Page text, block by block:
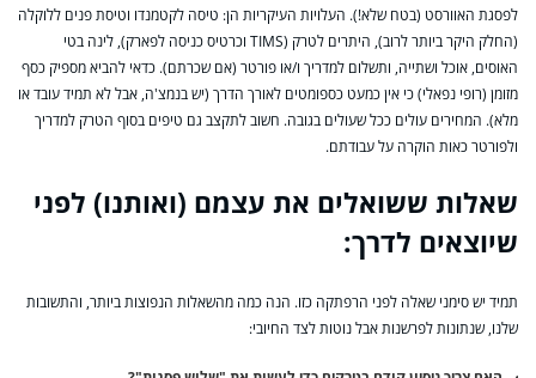
לפסגת האוורסט (בטח שלא!). העלויות העיקריות הן: טיסה לקטמנדו וטיסת פנים ללוקלה
(החלק היקר ביותר לרוב), היתרים לטרק (TIMS וכרטיס כניסה לפארק), לינה בטי
האוסים, אוכל ושתייה, ותשלום למדריך ו/או פורטר (אם שכרתם). כדאי להביא מספיק כסף
מזומן (רופי נפאלי) כי אין כמעט כספומטים לאורך הדרך (יש בנמצ'ה, אבל לא תמיד עובד או
מלא). המחירים עולים ככל שעולים בגובה. חשוב לתקצב גם טיפים בסוף הטרק למדריך
ולפורטר כאות הוקרה על עבודתם.
שאלות ששואלים את עצמם (ואותנו) לפני
שיוצאים לדרך:
תמיד יש סימני שאלה לפני הרפתקה כזו. הנה כמה מהשאלות הנפוצות ביותר, והתשובות
שלנו, שנתונות לפרשנות אבל נוטות לצד החיובי: